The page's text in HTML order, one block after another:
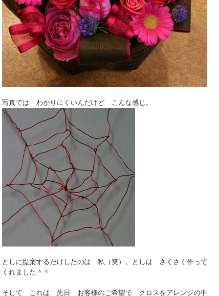
写真では わかりにくいんだけど こんな感じ。
としに提案するだけしたのは 私（笑）。としは さくさく作って
くれました＾＾
そして これは 先日 お客様のご希望で クロスをアレンジの中